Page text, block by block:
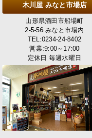
木川屋 みなと市場店
山形県酒田市船場町
2-5-56 みなと市場内
TEL:0234-24-8402
営業:9:00～17:00
定休日 毎週水曜日